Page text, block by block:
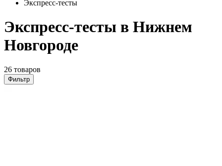
Экспресс-тесты
Экспресс-тесты в Нижнем
Новгороде
26 товаров
Фильтр